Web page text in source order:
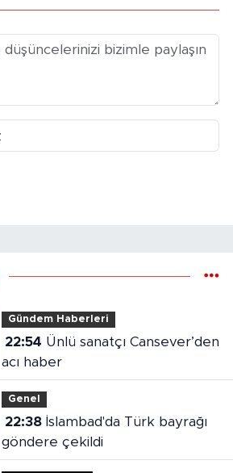
Gündem Haberleri
22:54
acı haber
Genel
22:38İslambad'da Türk bayrağı
göndere çekildi